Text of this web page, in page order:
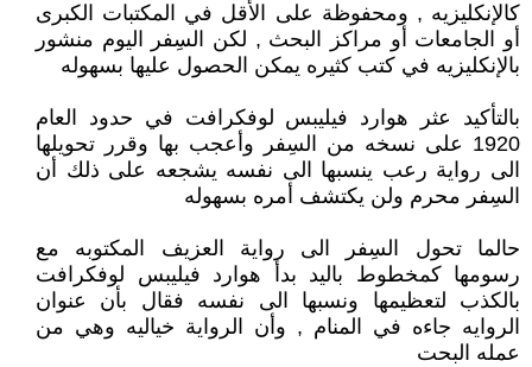
كالإنكليزيه , ومحفوظة على الأقل في المكتبات الكبرى
أو الجامعات أو مراكز البحث , لكن السِفر اليوم منشور
بالإنكليزيه في كتب كثيره يمكن الحصول عليها بسهوله
بالتأكيد عثر هوارد فيليبس لوفكرافت في حدود العام
1920 على نسخه من السِفر وأعجب بها وقرر تحويلها
الى رواية رعب ينسبها الى نفسه يشجعه على ذلك أن
السِفر محرم ولن يكتشف أمره بسهوله
حالما تحول السِفر الى رواية العزيف المكتوبه مع
رسومها كمخطوط باليد بدأ هوارد فيليبس لوفكرافت
بالكذب لتعظيمها ونسبها الى نفسه فقال بأن عنوان
الروايه جاءه في المنام , وأن الرواية خياليه وهي من
عمله البحت